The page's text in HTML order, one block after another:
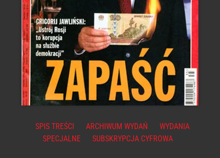
SPIS TREŚCI ARCHIWUM WYDAŃ
WYDANIA
SPECJALNE
SUBSKRYPCJA CYFROWA